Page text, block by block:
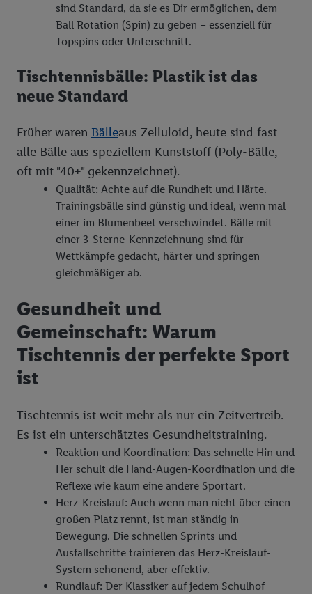
sind Standard, da sie es Dir ermöglichen, dem
Ball Rotation (Spin) zu geben – essenziell für
Topspins oder Unterschnitt.
Tischtennisbälle: Plastik ist das
neue Standard
Früher waren Bälleaus Zelluloid, heute sind fast
alle Bälle aus speziellem Kunststoff (Poly-Bälle,
oft mit "40+" gekennzeichnet).
Qualität: Achte auf die Rundheit und Härte.
Trainingsbälle sind günstig und ideal, wenn mal
einer im Blumenbeet verschwindet. Bälle mit
einer 3-Sterne-Kennzeichnung sind für
Wettkämpfe gedacht, härter und springen
gleichmäßiger ab.
Gesundheit und
Gemeinschaft: Warum
Tischtennis der perfekte Sport
ist
Tischtennis ist weit mehr als nur ein Zeitvertreib.
Es ist ein unterschätztes Gesundheitstraining.
Reaktion und Koordination: Das schnelle Hin und
Her schult die Hand-Augen-Koordination und die
Reflexe wie kaum eine andere Sportart.
Herz-Kreislauf: Auch wenn man nicht über einen
großen Platz rennt, ist man ständig in
Bewegung. Die schnellen Sprints und
Ausfallschritte trainieren das Herz-Kreislauf-
System schonend, aber effektiv.
Rundlauf: Der Klassiker auf jedem Schulhof